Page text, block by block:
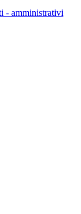
- amministrativi